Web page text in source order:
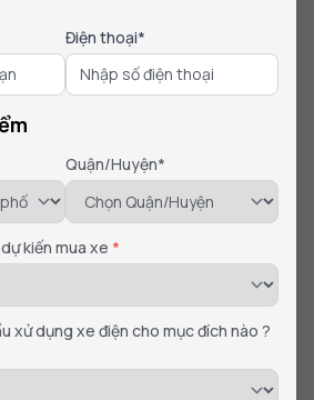
xanh, đi xa cùng trách nhiệm”-
cùng sẻ chia với cộng đồng
thương hiệu xe điện Việt MOVE tiên
những giá trị...
Điện thoại*
Quận/Huyện*
kiến mua xe *
xử dụng xe điện cho mục đích nào ?